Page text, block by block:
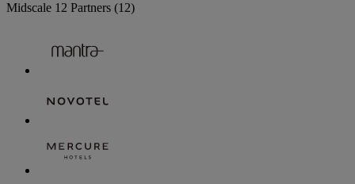
Midscale 12 Partners (12)